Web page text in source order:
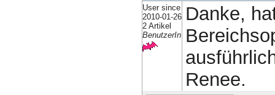
User since
2010-01-26
2 Artikel
BenutzerIn
Danke,
Renee.